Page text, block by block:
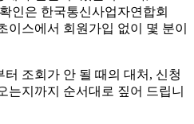
인은 한국통신사업자연합회
스에서 회원가입 없이 몇 분이
조회가 안 될 때의 대처, 신청
는지까지 순서대로 짚어 드립니